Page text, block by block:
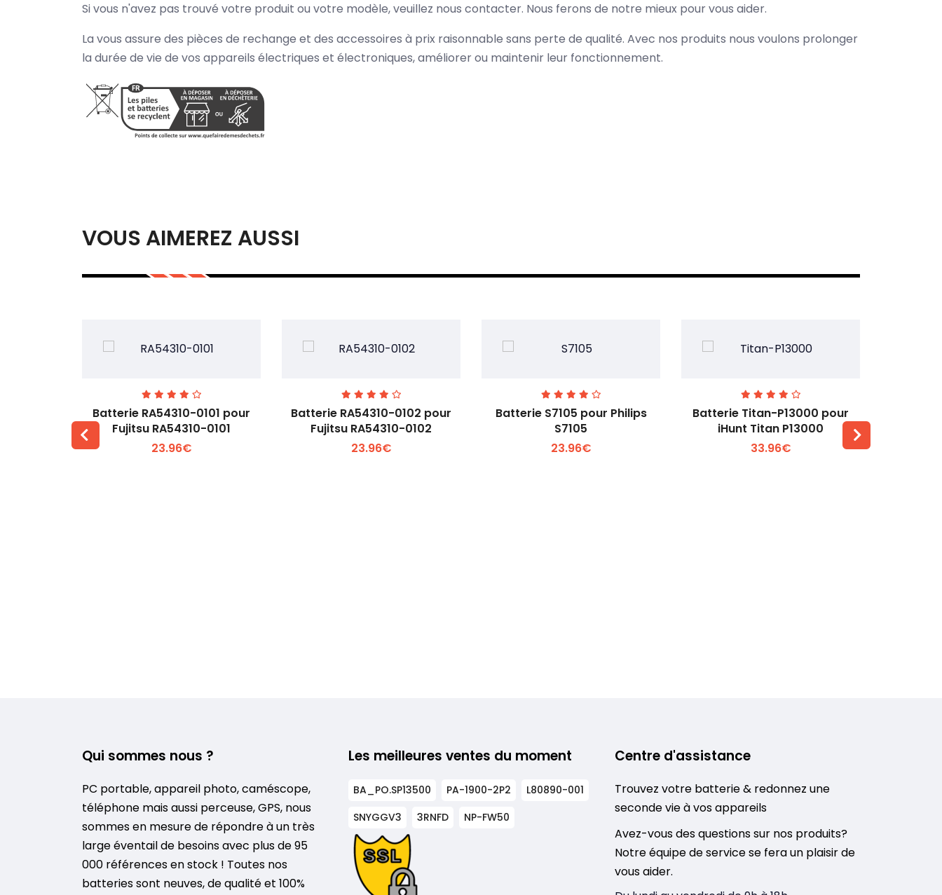
Si vous n'avez pas trouvé votre produit ou votre modèle, veuillez nous contacter. Nous ferons de notre mieux pour vous aider.
La vous assure des pièces de rechange et des accessoires à prix raisonnable sans perte de qualité. Avec nos produits nous voulons prolonger
la durée de vie de vos appareils électriques et électroniques, améliorer ou maintenir leur fonctionnement.
VOUS AIMEREZ AUSSI
Voir plus +
Batterie RA54310-0101 pour
Fujitsu RA54310-0101
23.96€
Voir plus +
Batterie RA54310-0102 pour
Fujitsu RA54310-0102
23.96€
Voir plus +
Batterie S7105 pour Philips
S7105
23.96€
Voir plus +
Batterie Titan-P13000 pour
iHunt Titan P13000
33.96€
Qui sommes nous ?
PC portable, appareil photo, caméscope,
téléphone mais aussi perceuse, GPS, nous
sommes en mesure de répondre à un très
large éventail de besoins avec plus de 95
000 références en stock ! Toutes nos
batteries sont neuves, de qualité et 100%
Les meilleures ventes du moment
BA_PO.SP13500 PA-1900-2P2
L80890-001
SNYGGV3
3RNFD NP-FW50
Centre d'assistance
Trouvez votre batterie & redonnez une
seconde vie à vos appareils
Avez-vous des questions sur nos produits?
Notre équipe de service se fera un plaisir de
vous aider.